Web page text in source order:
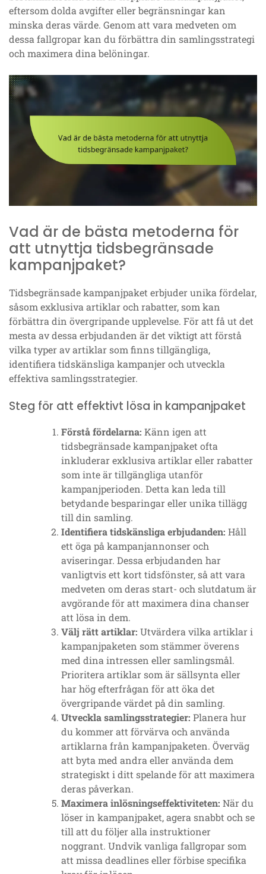
eftersom dolda avgifter eller begränsningar kan
minska deras värde. Genom att vara medveten om
dessa fallgropar kan du förbättra din samlingsstrategi
och maximera dina belöningar.
Vad är de bästa metoderna för
att utnyttja tidsbegränsade
kampanjpaket?
Tidsbegränsade kampanjpaket erbjuder unika fördelar,
såsom exklusiva artiklar och rabatter, som kan
förbättra din övergripande upplevelse. För att få ut det
mesta av dessa erbjudanden är det viktigt att förstå
vilka typer av artiklar som finns tillgängliga,
identifiera tidskänsliga kampanjer och utveckla
effektiva samlingsstrategier.
Steg för att effektivt lösa in kampanjpaket
Förstå fördelarna: Känn igen att
tidsbegränsade kampanjpaket ofta
inkluderar exklusiva artiklar eller rabatter
som inte är tillgängliga utanför
kampanjperioden. Detta kan leda till
betydande besparingar eller unika tillägg
till din samling.
Identifiera tidskänsliga erbjudanden: Håll
ett öga på kampanjannonser och
aviseringar. Dessa erbjudanden har
vanligtvis ett kort tidsfönster, så att vara
medveten om deras start- och slutdatum är
avgörande för att maximera dina chanser
att lösa in dem.
Välj rätt artiklar: Utvärdera vilka artiklar i
kampanjpaketen som stämmer överens
med dina intressen eller samlingsmål.
Prioritera artiklar som är sällsynta eller
har hög efterfrågan för att öka det
övergripande värdet på din samling.
Utveckla samlingsstrategier: Planera hur
du kommer att förvärva och använda
artiklarna från kampanjpaketen. Överväg
att byta med andra eller använda dem
strategiskt i ditt spelande för att maximera
deras påverkan.
Maximera inlösningseffektiviteten: När du
löser in kampanjpaket, agera snabbt och se
till att du följer alla instruktioner
noggrant. Undvik vanliga fallgropar som
att missa deadlines eller förbise specifika